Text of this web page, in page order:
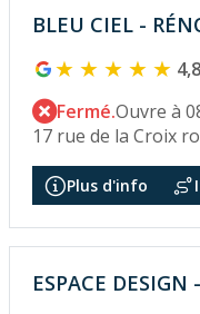
BLEU CIEL -
4,8
Fermé.Ouvre à
17 rue de la Croix
Plus d'info
ESPACE DESIGN